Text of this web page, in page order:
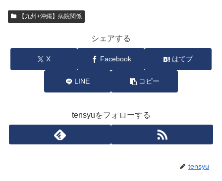
【九州+沖縄】病院関係
シェアする
X Facebook はてブ
LINE コピー
tensyuをフォローする
tensyu